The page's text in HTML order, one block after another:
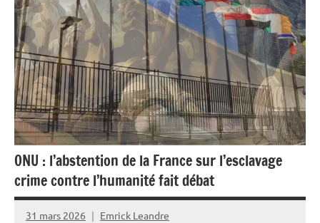
La
Réunion
Océan
Indien
Outremer
Politique
Société
ONU : l’abstention de la France sur l’esclavage
crime contre l’humanité fait débat
31 mars 2026 Emrick Leandre